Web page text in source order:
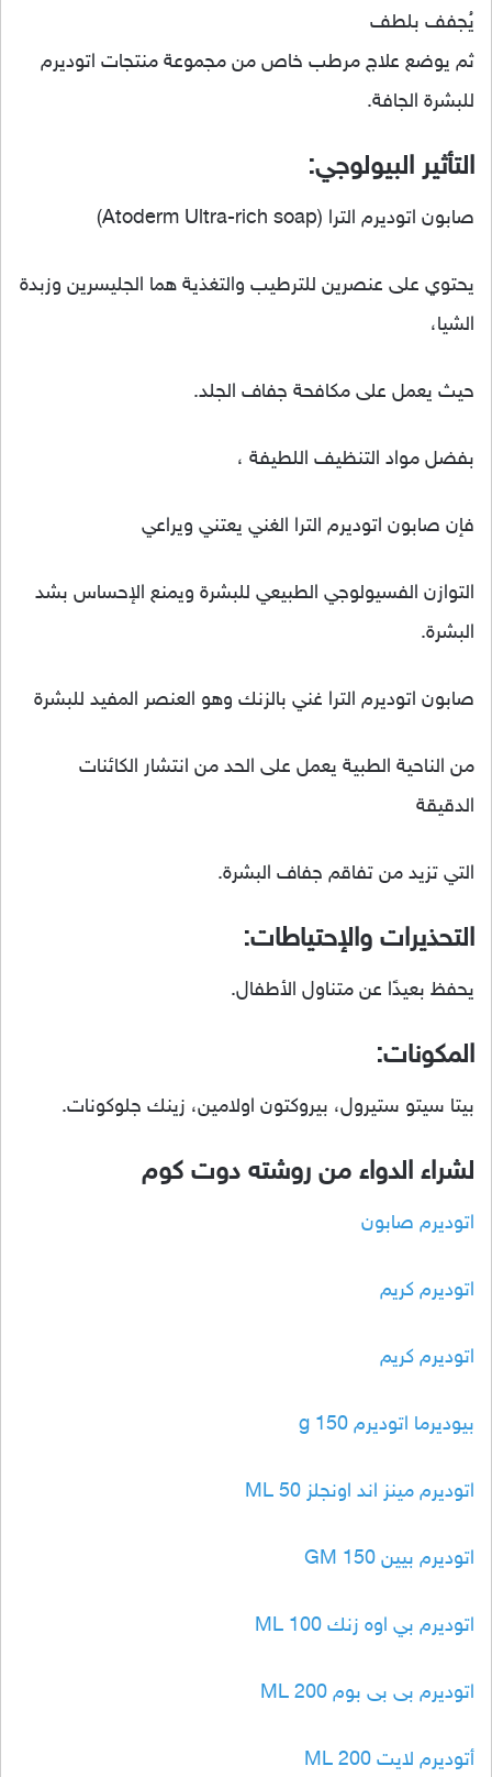
يُجفف بلطف
ثم يوضع علاج مرطب خاص من مجموعة منتجات اتوديرم
للبشرة الجافة.
التأثير البيولوجي:
صابون اتوديرم الترا (Atoderm Ultra-rich soap)
يحتوي على عنصرين للترطيب والتغذية هما الجليسرين وزبدة
الشيا،
حيث يعمل على مكافحة جفاف الجلد.
بفضل مواد التنظيف اللطيفة ،
فإن صابون اتوديرم الترا الغني يعتني ويراعي
التوازن الفسيولوجي الطبيعي للبشرة ويمنع الإحساس بشد
البشرة.
صابون اتوديرم الترا غني بالزنك وهو العنصر المفيد للبشرة
من الناحية الطبية يعمل على الحد من انتشار الكائنات
الدقيقة
التي تزيد من تفاقم جفاف البشرة.
التحذيرات والإحتياطات:
يحفظ بعيدًا عن متناول الأطفال.
المكونات:
بيتا سيتو ستيرول، بيروكتون اولامين، زينك جلوكونات.
لشراء الدواء من روشته دوت كوم
اتوديرم صابون
اتوديرم كريم
اتوديرم كريم
بيوديرما اتوديرم 150 g
اتوديرم مينز اند اونجلز 50 ML
اتوديرم بيين 150 GM
اتوديرم بي اوه زنك 100 ML
اتوديرم بى بى بوم 200 ML
أتوديرم لايت 200 ML